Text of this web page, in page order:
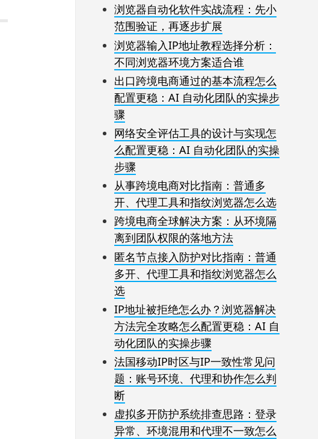
浏览器自动化软件实战流程：先小
范围验证，再逐步扩展
浏览器输入IP地址教程选择分析：
不同浏览器环境方案适合谁
出口跨境电商通过的基本流程怎么
配置更稳：AI 自动化团队的实操步
骤
网络安全评估工具的设计与实现怎
么配置更稳：AI 自动化团队的实操
步骤
从事跨境电商对比指南：普通多
开、代理工具和指纹浏览器怎么选
跨境电商全球解决方案：从环境隔
离到团队权限的落地方法
匿名节点接入防护对比指南：普通
多开、代理工具和指纹浏览器怎么
选
IP地址被拒绝怎么办？浏览器解决
方法完全攻略怎么配置更稳：AI 自
动化团队的实操步骤
法国移动IP时区与IP一致性常见问
题：账号环境、代理和协作怎么判
断
虚拟多开防护系统排查思路：登录
异常、环境混用和代理不一致怎么